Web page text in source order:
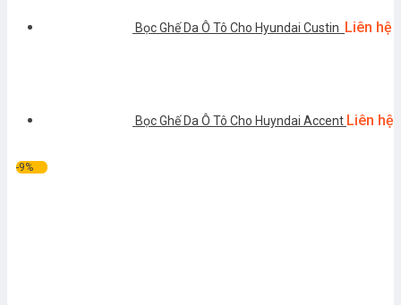
Bọc Ghế Da Ô Tô Cho Hyundai Custin Liên hệ
Bọc Ghế Da Ô Tô Cho Huyndai Accent Liên hệ
-9%